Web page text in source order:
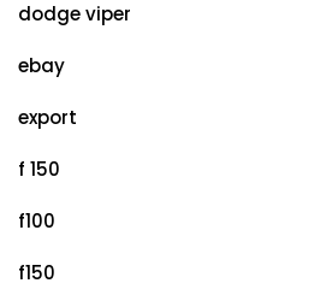
dodge viper
ebay
export
f 150
f100
f150